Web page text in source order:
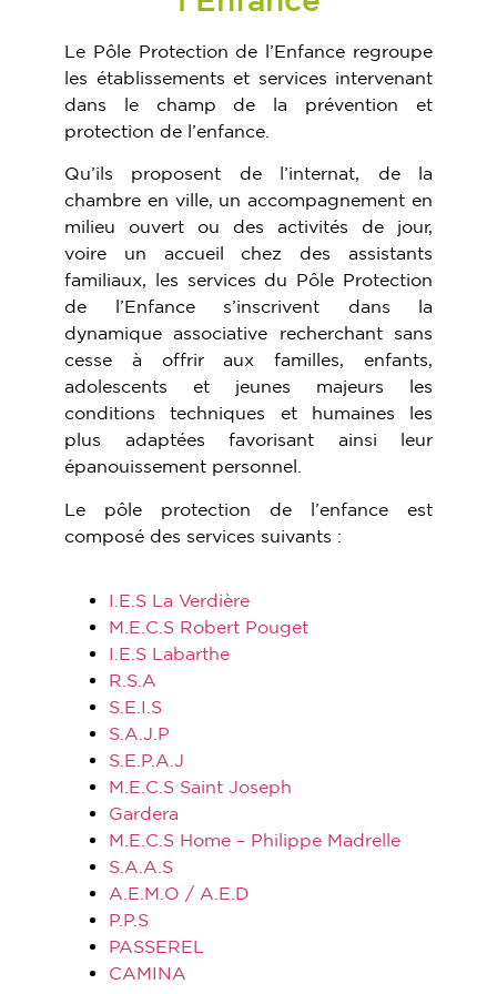
Le Pôle Protection de l’Enfance regroupe
les établissements et services intervenant
dans le champ de la prévention et
protection de l’enfance.
Qu’ils proposent de l’internat, de la
chambre en ville, un accompagnement en
milieu ouvert ou des activités de jour,
voire un accueil chez des assistants
familiaux, les services du Pôle Protection
de l’Enfance s’inscrivent dans la
dynamique associative recherchant sans
cesse à offrir aux familles, enfants,
adolescents et jeunes majeurs les
conditions techniques et humaines les
plus adaptées favorisant ainsi leur
épanouissement personnel.
Le pôle protection de l’enfance est
composé des services suivants :
I.E.S La Verdière
M.E.C.S Robert Pouget
I.E.S Labarthe
R.S.A
S.E.I.S
S.A.J.P
S.E.P.A.J
M.E.C.S Saint Joseph
Gardera
M.E.C.S Home – Philippe Madrelle
S.A.A.S
A.E.M.O / A.E.D
P.P.S
PASSEREL
CAMINA